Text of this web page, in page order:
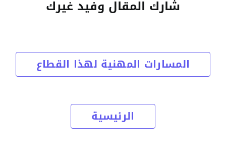
شارك المقال وفيد غيرك
المسارات المهنية لهذا القطاع
الرئيسية